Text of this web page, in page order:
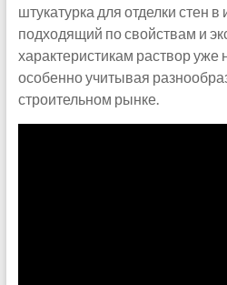
штукатурка для отделки стен
подходящий по свойствам и
характеристикам раствор уже
особенно учитывая
строительном рынке.